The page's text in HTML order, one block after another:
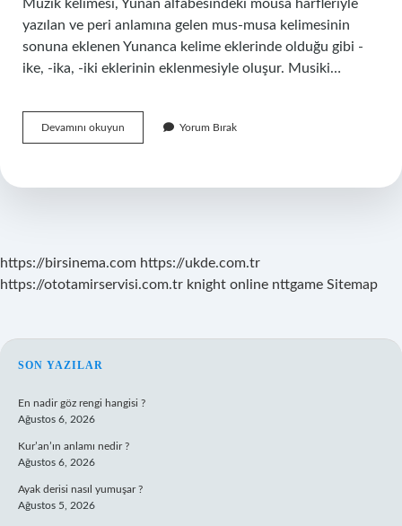
Müzik kelimesi, Yunan alfabesindeki mousa harfleriyle
yazılan ve peri anlamına gelen mus-musa kelimesinin
sonuna eklenen Yunanca kelime eklerinde olduğu gibi -
ike, -ika, -iki eklerinin eklenmesiyle oluşur. Musiki…
Devamını okuyun Musikiye
Nasıl
Yorum Bırak
https://birsinema.com https://ukde.com.tr
https://ototamirservisi.com.tr knight online nttgame Sitemap
SIDEBAR
SON YAZILAR
En nadir göz rengi hangisi ?
Ağustos 6, 2026
Kur’an’ın anlamı nedir ?
Ağustos 6, 2026
Ayak derisi nasıl yumuşar ?
Ağustos 5, 2026